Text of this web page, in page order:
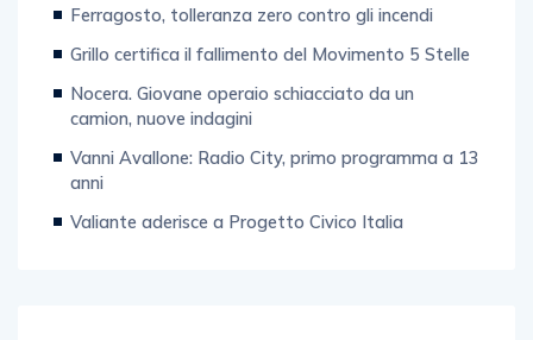
Ferragosto, tolleranza zero contro gli incendi
Grillo certifica il fallimento del Movimento 5 Stelle
Nocera. Giovane operaio schiacciato da un
camion, nuove indagini
Vanni Avallone: Radio City, primo programma a 13
anni
Valiante aderisce a Progetto Civico Italia